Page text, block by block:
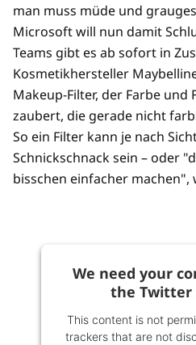
man muss müde und
Microsoft will nun damit
Teams gibt es ab sofort in
Kosmetikhersteller
Makeup-Filter, der Farbe und
zaubert, die gerade nicht
So ein Filter kann je nach
Schnickschnack sein – oder
bisschen einfacher machen",
We need your
the Twitter
This content is not
trackers that are not